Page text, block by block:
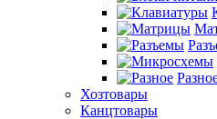
Хозтовары
Канцтовары